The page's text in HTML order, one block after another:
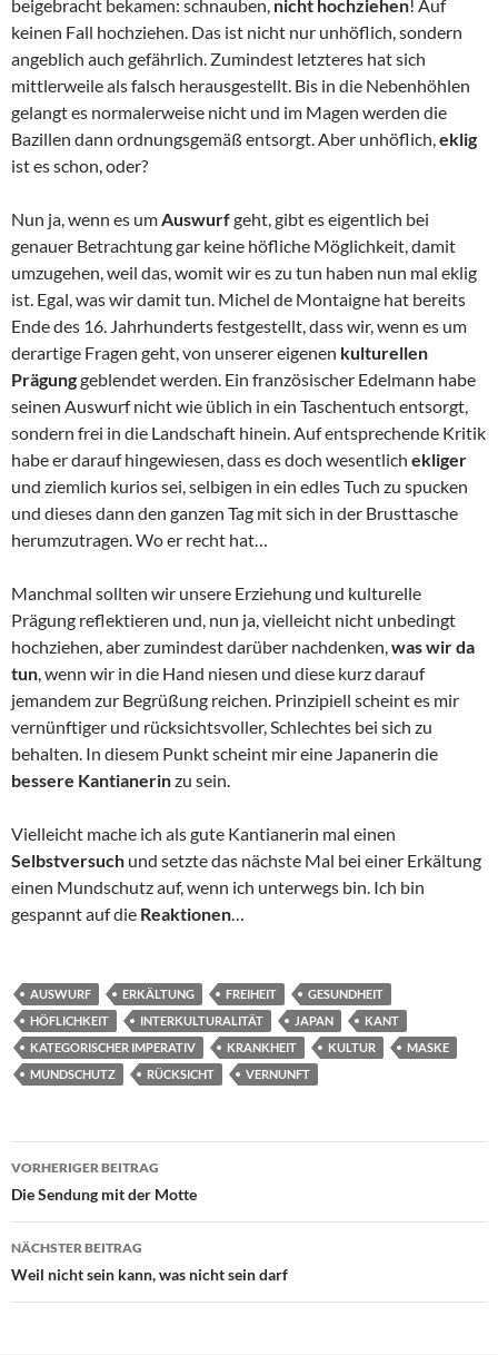
beigebracht bekamen: schnauben, nicht hochziehen! Auf
keinen Fall hochziehen. Das ist nicht nur unhöflich, sondern
angeblich auch gefährlich. Zumindest letzteres hat sich
mittlerweile als falsch herausgestellt. Bis in die Nebenhöhlen
gelangt es normalerweise nicht und im Magen werden die
Bazillen dann ordnungsgemäß entsorgt. Aber unhöflich,eklig
ist es schon, oder?
Nun ja, wenn es umAuswurfgeht, gibt es eigentlich bei
genauer Betrachtung gar keine höfliche Möglichkeit, damit
umzugehen, weil das, womit wir es zu tun haben nun mal eklig
ist. Egal, was wir damit tun. Michel de Montaigne hat bereits
Ende des 16. Jahrhunderts festgestellt, dass wir, wenn es um
derartige Fragen geht, von unserer eigenen kulturellen
Prägunggeblendet werden. Ein französischer Edelmann habe
seinen Auswurf nicht wie üblich in ein Taschentuch entsorgt,
sondern frei in die Landschaft hinein. Auf entsprechende Kritik
habe er darauf hingewiesen, dass es doch wesentlich ekliger
und ziemlich kurios sei, selbigen in ein edles Tuch zu spucken
und dieses dann den ganzen Tag mit sich in der Brusttasche
herumzutragen. Wo er recht hat…
Manchmal sollten wir unsere Erziehung und kulturelle
Prägung reflektieren und, nun ja, vielleicht nicht unbedingt
hochziehen, aber zumindest darüber nachdenken,was wir da
tun, wenn wir in die Hand niesen und diese kurz darauf
jemandem zur Begrüßung reichen. Prinzipiell scheint es mir
vernünftiger und rücksichtsvoller, Schlechtes bei sich zu
behalten. In diesem Punkt scheint mir eine Japanerin die
bessere Kantianerinzu sein.
Vielleicht mache ich als gute Kantianerin mal einen
Selbstversuch und setzte das nächste Mal bei einer Erkältung
einen Mundschutz auf, wenn ich unterwegs bin. Ich bin
gespannt auf die Reaktionen…
AUSWURF ERKÄLTUNG FREIHEIT
GESUNDHEIT
HÖFLICHKEIT
INTERKULTURALITÄT JAPAN
KANT
KATEGORISCHER IMPERATIV
KRANKHEIT KULTUR
MASKE
MUNDSCHUTZ
RÜCKSICHT VERNUNFT
Beitrags-
Navigation
VORHERIGER BEITRAG
Die Sendung mit der Motte
NÄCHSTER BEITRAG
Weil nicht sein kann, was nicht sein darf